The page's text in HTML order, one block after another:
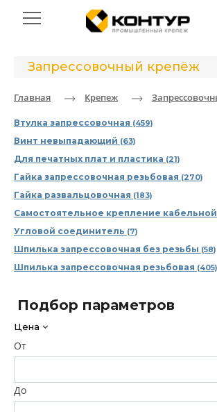
Запрессовочный крепёж
Главная Крепеж
Втулка запрессовочная (459)
Винт невыпадающий (63)
Для печатных плат и пластика (21)
Гайка запрессовочная резьбовая (270)
Гайка развальцовочная (183)
Самостоятельное крепление
Угловой соединитель (7)
Шпилька запрессовочная без резьбы (58)
Шпилька запрессовочная резьбовая (405)
Подбор параметров
Цена
От
До